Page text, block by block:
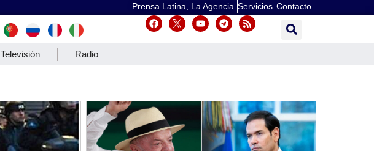
Prensa Latina, La Agencia Servicios Contacto
Televisión Radio